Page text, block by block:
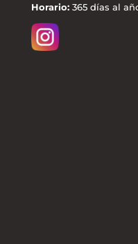
Horario:365 días al